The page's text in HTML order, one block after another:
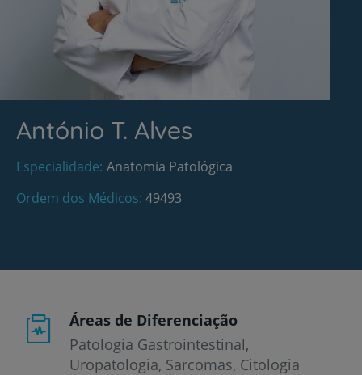
António T. Alves
Especialidade Anatomia Patológica
Ordem dos Médicos 49493
Áreas de Diferenciação
Patologia Gastrointestinal,
Uropatologia, Sarcomas, Citologia